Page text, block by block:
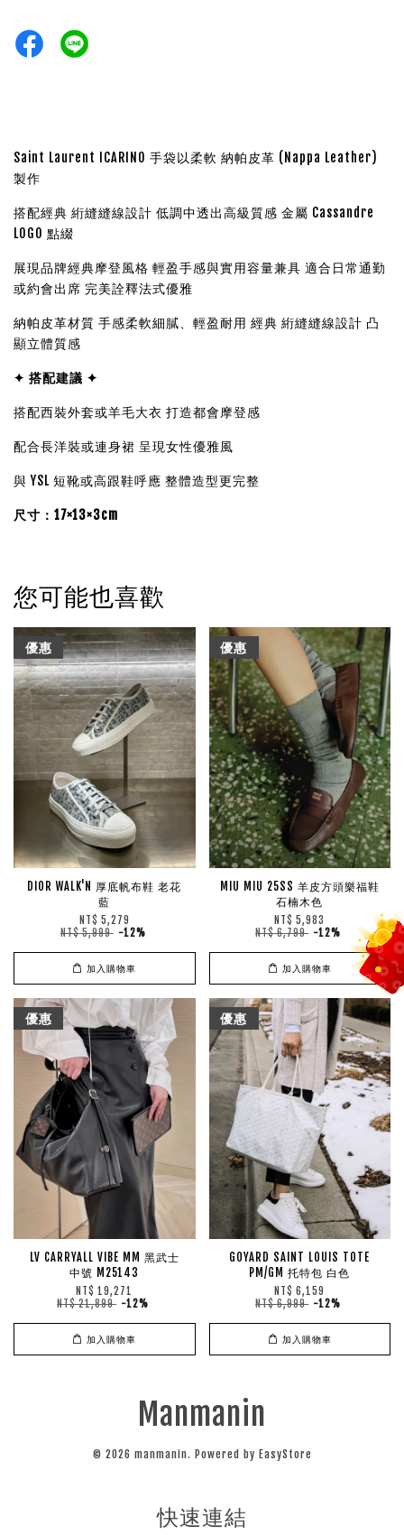
Saint Laurent ICARINO 手袋以柔軟 納帕皮革 (Nappa Leather)
製作
搭配經典 絎縫縫線設計 低調中透出高級質感 金屬 Cassandre
LOGO 點綴
展現品牌經典摩登風格 輕盈手感與實用容量兼具 適合日常通勤
或約會出席 完美詮釋法式優雅
納帕皮革材質 手感柔軟細膩、輕盈耐用 經典 絎縫縫線設計 凸
顯立體質感
✦ 搭配建議 ✦
搭配西裝外套或羊毛大衣 打造都會摩登感
配合長洋裝或連身裙 呈現女性優雅風
與 YSL 短靴或高跟鞋呼應 整體造型更完整
尺寸：17×13×3cm
您可能也喜歡
優惠
DIOR WALK'N 厚底帆布鞋 老花
藍
NT$ 5,279
NT$ 5,999 -12%
加入購物車
優惠
MIU MIU 25SS 羊皮方頭樂福鞋
石楠木色
NT$ 5,983
NT$ 6,799 -12%
加入購物車
優惠
LV CARRYALL VIBE MM 黑武士
中號 M25143
NT$ 19,271
NT$ 21,899 -12%
加入購物車
優惠
GOYARD SAINT LOUIS TOTE
PM/GM 托特包 白色
NT$ 6,159
NT$ 6,999 -12%
加入購物車
Manmanin
© 2026 manmanin. Powered by EasyStore
快速連結